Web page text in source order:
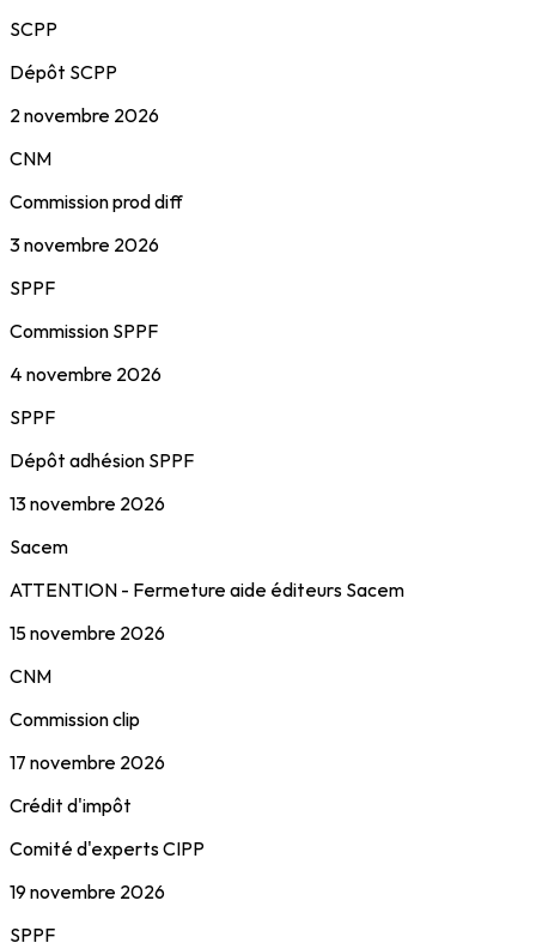
SCPP
Dépôt SCPP
2 novembre 2026
CNM
Commission prod diff
3 novembre 2026
SPPF
Commission SPPF
4 novembre 2026
SPPF
Dépôt adhésion SPPF
13 novembre 2026
Sacem
ATTENTION - Fermeture aide éditeurs Sacem
15 novembre 2026
CNM
Commission clip
17 novembre 2026
Crédit d'impôt
Comité d'experts CIPP
19 novembre 2026
SPPF